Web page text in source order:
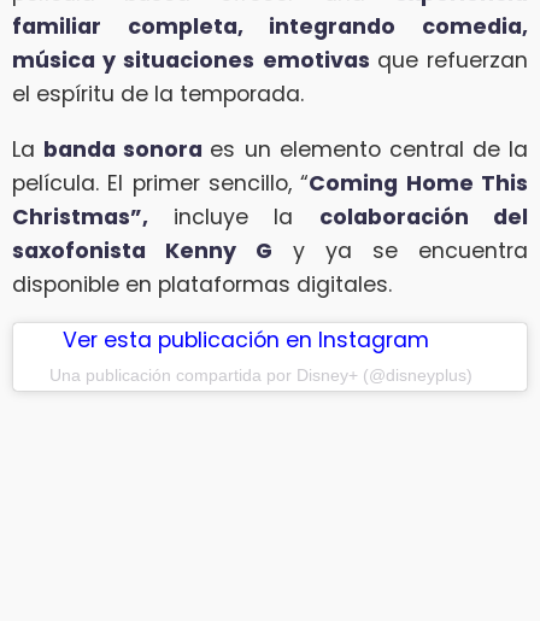
familiar completa, integrando comedia,
música y situaciones emotivas que refuerzan
el espíritu de la temporada.
La banda sonora es un elemento central de la
película. El primer sencillo, “Coming Home This
Christmas”, incluye la colaboración del
saxofonista Kenny G y ya se encuentra
disponible en plataformas digitales.
Ver esta publicación en Instagram
Una publicación compartida por Disney+ (@disneyplus)